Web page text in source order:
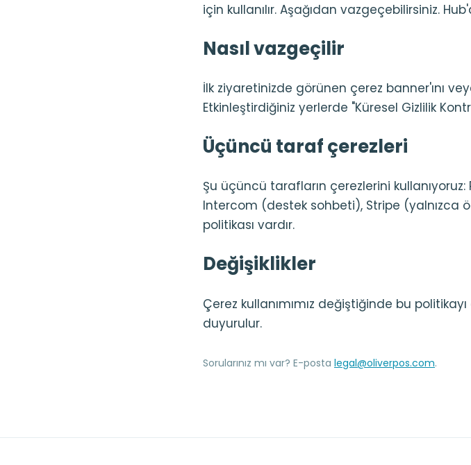
için kullanılır. Aşağıdan vazgeçebilirsiniz.
Nasıl vazgeçilir
İlk ziyaretinizde görünen çerez banner'ını
Etkinleştirdiğiniz yerlerde "Küresel Gizlilik
Üçüncü taraf çerezleri
Şu üçüncü tarafların çerezlerini
Intercom (destek sohbeti), Stripe (yalnızca
politikası vardır.
Değişiklikler
Çerez kullanımımız değiştiğinde bu
duyurulur.
Sorularınız mı var? E-posta legal@oliverpos.com.